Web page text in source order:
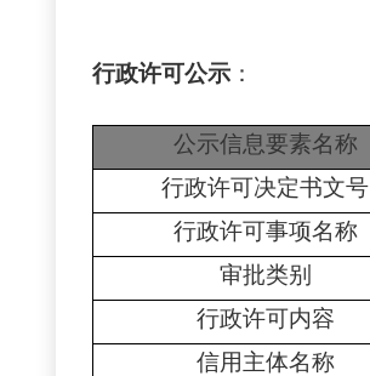
行政许可公示 ：
公示信息要素名称
行政许可决定书文号
行政许可事项名称
审批类别
行政许可内容
信用主体名称